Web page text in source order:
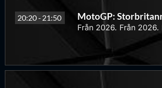
20:20 - 21:50 MotoGP:
Från 2026. Från